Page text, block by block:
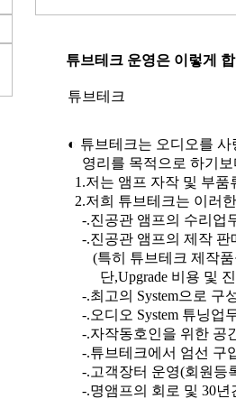
튜브테크 운영은 이렇게
튜브테크
◐ 튜브테크는 오디오를
영리를 목적으로 하기보
1.저는 앰프 자작 및 부품
2.저희 튜브테크는 이러
-.진공관 앰프의 수리업
-.진공관 앰프의 제작 판
(특히 튜브테크 제작품
단,Upgrade 비용 및 진
-.최고의 System으로 구
-.오디오 System 튜닝업
-.자작동호인을 위한 공
-.튜브테크에서 엄선 구
-.고객장터 운영(회원등
-.명앰프의 회로 및 30년